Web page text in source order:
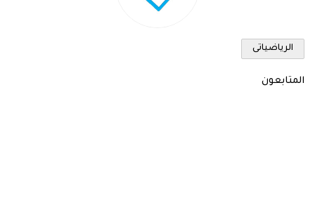
الرياضياتى
المتابعون